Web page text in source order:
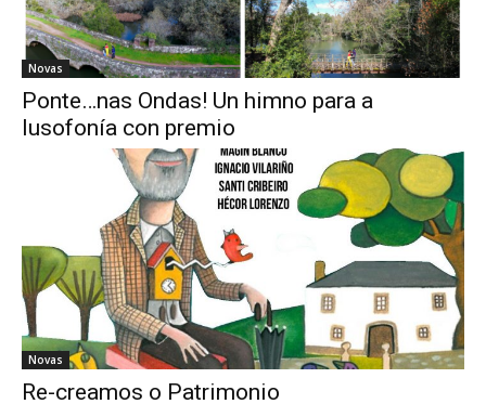
Novas
Ponte…nas Ondas! Un himno para a
lusofonía con premio
Novas
Re-creamos o Patrimonio